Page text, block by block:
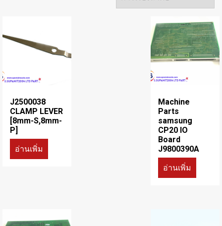
J2500038
CLAMP LEVER
[8mm-S,8mm-
P]
อ่านเพิ่ม
Machine
Parts
samsung
CP20 IO
Board
J9800390A
อ่านเพิ่ม